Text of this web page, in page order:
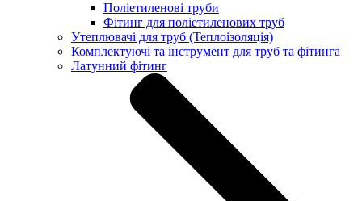
Поліетиленові труби
Фітинг для поліетиленових труб
Утеплювачі для труб (Теплоізоляція)
Комплектуючі та інструмент для труб та фітинга
Латунний фітинг